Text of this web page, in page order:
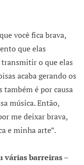
você fica brava,
que elas
transmitir o que elas
acaba gerando os
também é por causa
música. Então,
me deixar brava,
e minha arte”.
várias barreiras –